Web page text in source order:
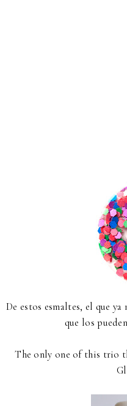
De estos esmaltes, el que
que los
The only one of this trio